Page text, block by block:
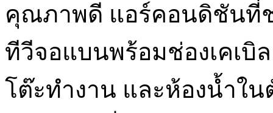
คุณภาพดี แอร์คอนดิชันที่
ทีวีจอแบนพร้อมช่องเคเบิ
โต๊ะทำงาน และห้องน้ำใ